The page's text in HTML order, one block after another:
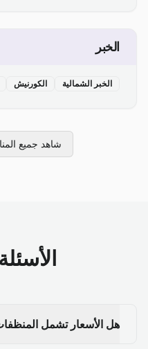
الخبر
الخبر الشمالية الكورنيش
شاهد جميع
هل الأسعار تشمل